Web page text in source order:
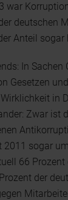
war
deutschen
Anteil sogar
In Sachen
Gesetzen
in
Zwar ist
2011 sogar
66 Prozent
der